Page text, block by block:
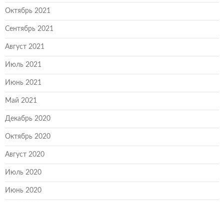
Октябрь 2021
Сентябрь 2021
Август 2021
Июль 2021
Июнь 2021
Май 2021
Декабрь 2020
Октябрь 2020
Август 2020
Июль 2020
Июнь 2020